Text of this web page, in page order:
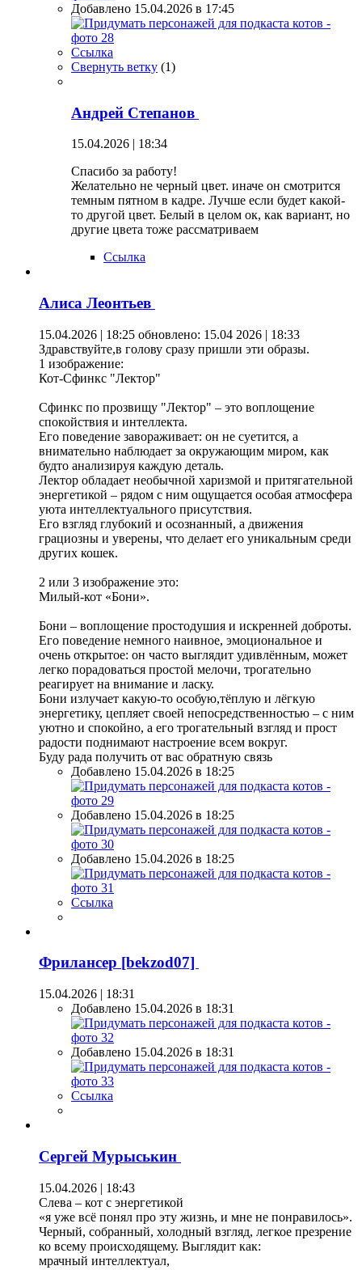
Добавлено 15.04.2026 в 17:45
Ссылка
Свернуть ветку (1)
Андрей Степанов
15.04.2026 | 18:34
Спасибо за работу!
Желательно не черный цвет. иначе он смотрится
темным пятном в кадре. Лучше если будет какой-
то другой цвет. Белый в целом ок, как вариант, но
другие цвета тоже рассматриваем
Ссылка
Алиса Леонтьев
15.04.2026 | 18:25 обновлено: 15.04 2026 | 18:33
Здравствуйте,в голову сразу пришли эти образы.
1 изображение:
Кот-Сфинкс "Лектор"
Сфинкс по прозвищу "Лектор" – это воплощение
спокойствия и интеллекта.
Его поведение завораживает: он не суетится, а
внимательно наблюдает за окружающим миром, как
будто анализируя каждую деталь.
Лектор обладает необычной харизмой и притягательной
энергетикой – рядом с ним ощущается особая атмосфера
уюта интеллектуального присутствия.
Его взгляд глубокий и осознанный, а движения
грациозны и уверены, что делает его уникальным среди
других кошек.
2 или 3 изображение это:
Милый-кот «Бони».
Бони – воплощение простодушия и искренней доброты.
Его поведение немного наивное, эмоциональное и
очень открытое: он часто выглядит удивлённым, может
легко порадоваться простой мелочи, трогательно
реагирует на внимание и ласку.
Бони излучает какую-то особую,тёплую и лёгкую
энергетику, цепляет своей непосредственностью – с ним
уютно и спокойно, а его трогательный взгляд и прост
радости поднимают настроение всем вокруг.
Буду рада получить от вас обратную связь
Добавлено 15.04.2026 в 18:25
Добавлено 15.04.2026 в 18:25
Добавлено 15.04.2026 в 18:25
Ссылка
Фрилансер [bekzod07]
15.04.2026 | 18:31
Добавлено 15.04.2026 в 18:31
Добавлено 15.04.2026 в 18:31
Ссылка
Сергей Мурыськин
15.04.2026 | 18:43
Слева – кот с энергетикой
«я уже всё понял про эту жизнь, и мне не понравилось».
Черный, собранный, холодный взгляд, легкое презрение
ко всему происходящему. Выглядит как:
мрачный интеллектуал,